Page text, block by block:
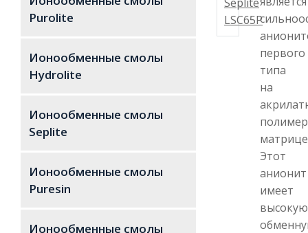
первого
типа
на
Этот
анионит
имеет
высокую
Purolite
Ионообменные смолы
Hydrolite
Ионообменные смолы
Seplite
Ионообменные смолы
Puresin
Ионообменные смолы